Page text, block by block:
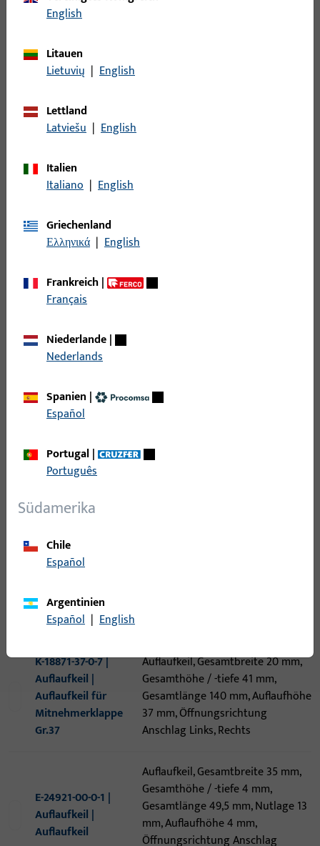
Innendurchmesser
Rahmennut / Fälzung
Öffnungsrichtung Anschlag
Artikel
Artikelbeschreibung
9-41796-00-0-1 |
Auflaufkeil |
Richtungsneutral
K-18871-00-0-6 |
Auflaufkeil |
Mitnehmerklappe
Gesamthöhe / -tiefe 24 mm,
K-18871-00-0-7 |
Auflaufkeil für
Mitnehmerklappe
K-18871-37-0-7 |
Auflaufkeil |
Auflaufkeil für
Mitnehmerklappe
Gr.37
Auflaufkeil, Gesamtbreite 20 mm,
Gesamthöhe / -tiefe 41 mm,
Gesamtlänge 140 mm, Auflaufhöhe
37 mm, Öffnungsrichtung
Anschlag Links, Rechts
E-24921-00-0-1 |
Auflaufkeil |
Auflaufkeil
Auflaufkeil, Gesamtbreite 35 mm,
Gesamthöhe / -tiefe 4 mm,
Gesamtlänge 49,5 mm, Nutlage 13
mm, Auflaufhöhe 4 mm,
Öffnungsrichtung Anschlag
English
Litauen
Lietuvių | English
Lettland
Latviešu | English
Italien
Italiano | English
Griechenland
Ελληνικά | English
Frankreich|
Français
Niederlande|
Nederlands
Spanien |
Español
Portugal|
Português
Südamerika
Chile
Español
Argentinien
Español | English